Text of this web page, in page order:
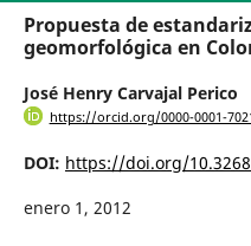
Propuesta de
geomorfológica en
José Henry Carvajal Perico
https://orcid.org/0000-0001-
DOI: https://doi.org/
enero 1, 2012